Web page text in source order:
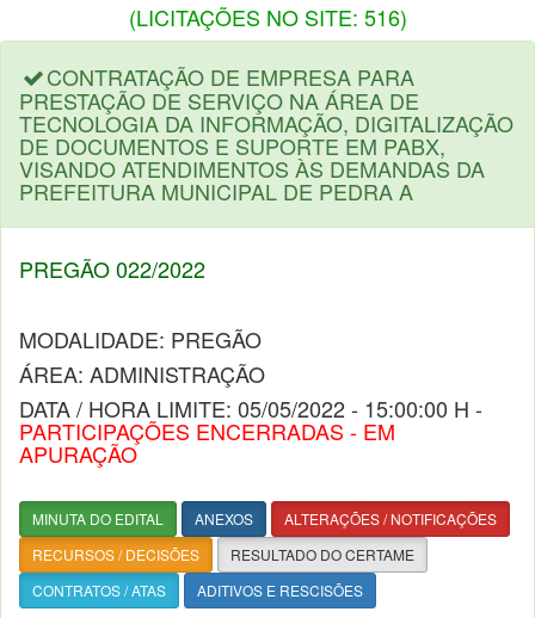
(LICITAÇÕES NO SITE: 516)
CONTRATAÇÃO DE EMPRESA PARA
PRESTAÇÃO DE SERVIÇO NA ÁREA DE
TECNOLOGIA DA INFORMAÇÃO, DIGITALIZAÇÃO
DE DOCUMENTOS E SUPORTE EM PABX,
VISANDO ATENDIMENTOS ÀS DEMANDAS DA
PREFEITURA MUNICIPAL DE PEDRA A
PREGÃO 022/2022
MODALIDADE: PREGÃO
ÁREA: ADMINISTRAÇÃO
DATA / HORA LIMITE: 05/05/2022 - 15:00:00 H -
PARTICIPAÇÕES ENCERRADAS - EM
APURAÇÃO
MINUTA DO EDITAL ANEXOS
ALTERAÇÕES / NOTIFICAÇÕES
RECURSOS / DECISÕES
RESULTADO DO CERTAME
CONTRATOS / ATAS
ADITIVOS E RESCISÕES